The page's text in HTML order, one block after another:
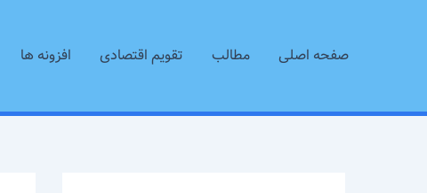
صفحه اصلی مطالب تقویم اقتصادی افزونه ها